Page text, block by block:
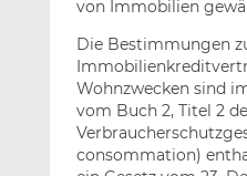
von Immobilien
Die Bestimmungen
Wohnzwecken sind
vom Buch 2, Titel 2
consommation)